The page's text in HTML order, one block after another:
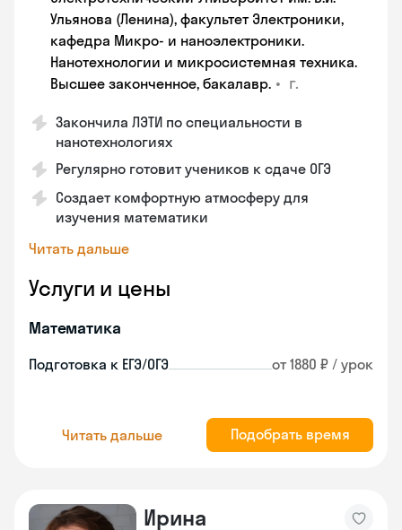
Ульянова (Ленина), факультет Электроники,
кафедра Микро- и наноэлектроники.
Нанотехнологии и микросистемная техника.
Высшее законченное, бакалавр. • г.
Закончила ЛЭТИ по специальности в
нанотехнологиях
Регулярно готовит учеников к сдаче ОГЭ
Создает комфортную атмосферу для
изучения математики
Читать дальше
Услуги и цены
Математика
Подготовка к ЕГЭ/ОГЭ от 1880 ₽ / урок
Читать дальше Подобрать время
Ирина